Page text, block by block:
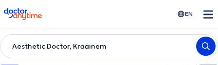
doctoranytime EN
Aesthetic Doctor, Kraainem